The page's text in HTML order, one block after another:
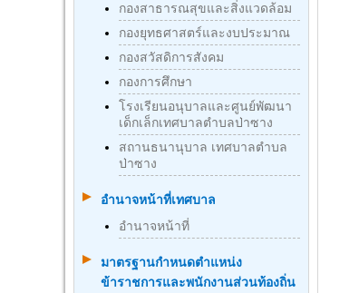
กองสาธารณสุขและสิ่งแวดล้อม
กองยุทธศาสตร์และงบประมาณ
กองสวัสดิการสังคม
กองการศึกษา
โรงเรียนอนุบาลและศูนย์พัฒนา
เด็กเล็กเทศบาลตำบลป่าซาง
สถานธนานุบาล เทศบาลตำบล
ป่าซาง
อำนาจหน้าที่เทศบาล
อำนาจหน้าที่
มาตรฐานกําหนดตําแหน่ง
ข้าราชการและพนักงานส่วนท้องถิ่น